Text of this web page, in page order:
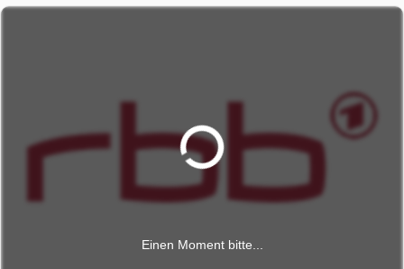
Einen Moment bitte...